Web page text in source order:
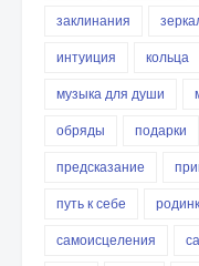
заклинания
интуиция
кольца
музыка для души
обряды
подарки
предсказание
путь к себе
самоисцеления